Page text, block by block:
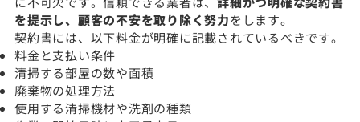
を提示し、顧客の不安を取り除く努力をします。
契約書には、以下料金が明確に記載されているべきです。
料金と支払い条件
清掃する部屋の数や面積
廃棄物の処理方法
使用する清掃機材や洗剤の種類